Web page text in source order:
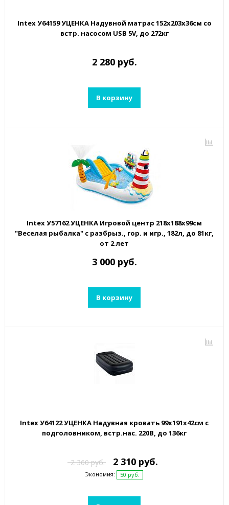
Intex У64159 УЦЕНКА Надувной матрас 152х203х36см со
встр. насосом USB 5V, до 272кг
2 280 руб.
В корзину
Intex У57162 УЦЕНКА Игровой центр 218х188х99см
"Веселая рыбалка" с разбрыз., гор. и игр., 182л, до 81кг,
от 2 лет
3 000 руб.
В корзину
Intex У64122 УЦЕНКА Надувная кровать 99х191х42см с
подголовником, встр.нас. 220В, до 136кг
2 360 руб. 2 310 руб.
Экономия: 50 руб.